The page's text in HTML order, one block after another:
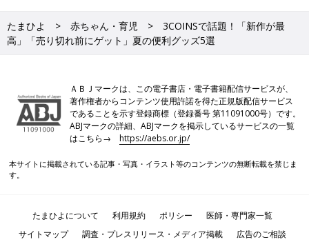
たまひよ 赤ちゃん・育児
3COINSで話題！「新作が最
高」「売り切れ前にゲット」夏の便利グッズ5選
ＡＢＪマークは、この電子書店・電子書籍配信サービスが、
著作権者からコンテンツ使用許諾を得た正規版配信サービス
であることを示す登録商標（登録番号 第11091000号）です。
ABJマークの詳細、ABJマークを掲示しているサービスの一覧
はこちら→https://aebs.or.jp/
本サイトに掲載されている記事・写真・イラスト等のコンテンツの無断転載を禁じま
す。
たまひよについて 利用規約 ポリシー
医師・専門家一覧
サイトマップ
調査・プレスリリース・メディア掲載 広告のご相談